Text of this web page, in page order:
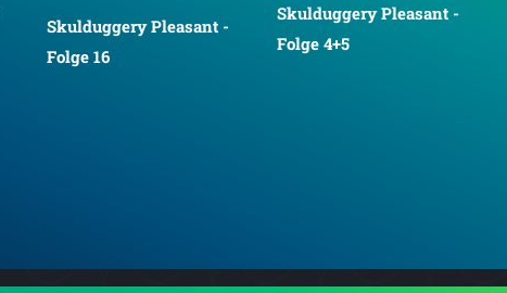
Skulduggery Pleasant -
Folge 16
Skulduggery Pleasant -
Folge 4+5